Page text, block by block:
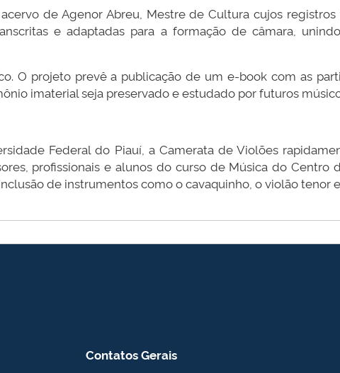
de Agenor Abreu, Mestre de Cultura cujos
e adaptadas para a formação de câmara,
O projeto prevê a publicação de um e-book com as
imaterial seja preservado e estudado por futuros
Federal do Piauí, a Camerata de Violões
profissionais e alunos do curso de Música do Centro
de instrumentos como o cavaquinho, o violão tenor
Contatos Gerais